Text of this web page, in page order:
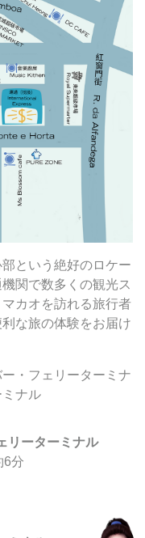
という絶好のロケー
関で数多くの観光ス
カオを訪れる旅行者
な旅の体験をお届け
・フェリーターミナ
ナル
リーターミナル
6分